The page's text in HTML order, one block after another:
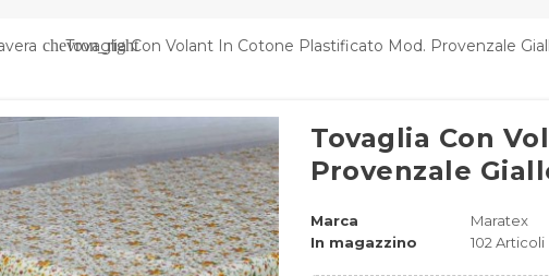
chevron_right
Tovaglia Con Volant In Cotone Plastificato Mod. Provenzale
Tovaglia Con
Provenzale
Marca
Maratex
In magazzino
102 Articoli